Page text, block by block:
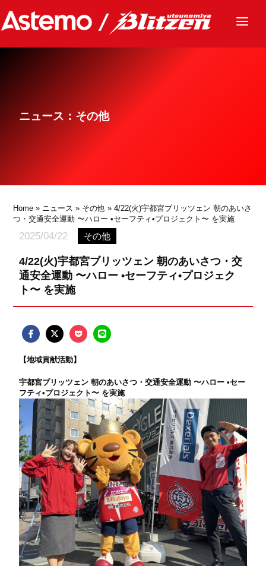
ニュース
グッズ
ニュース：その他
Home » ニュース » その他 » 4/22(火)宇都宮ブリッツェン 朝のあいさ
つ・交通安全運動 〜ハロー •セーフティ•プロジェクト〜 を実施
2025/04/22 その他
4/22(火)宇都宮ブリッツェン 朝のあいさつ・交
通安全運動 〜ハロー •セーフティ•プロジェク
ト〜 を実施
【地域貢献活動】
宇都宮ブリッツェン 朝のあいさつ・交通安全運動 〜ハロー •セー
フティ•プロジェクト〜 を実施